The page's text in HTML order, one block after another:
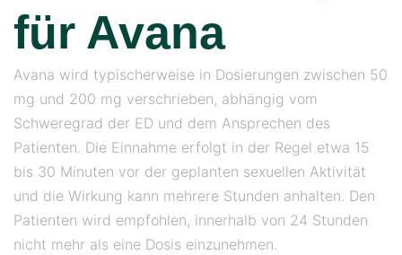
für Avana
Avana wird typischerweise in Dosierungen zwischen 50
mg und 200 mg verschrieben, abhängig vom
Schweregrad der ED und dem Ansprechen des
Patienten. Die Einnahme erfolgt in der Regel etwa 15
bis 30 Minuten vor der geplanten sexuellen Aktivität
und die Wirkung kann mehrere Stunden anhalten. Den
Patienten wird empfohlen, innerhalb von 24 Stunden
nicht mehr als eine Dosis einzunehmen.